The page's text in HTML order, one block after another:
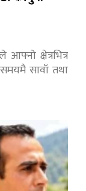
क्षेत्रभित्र
सावाँ तथा